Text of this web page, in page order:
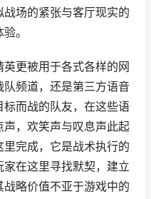
场的紧张与客厅现实的
。
更被用于各式各样的网
频道，还是第三方语音
而战的队友，在这些语
，欢笑声与叹息声此起
完成，它是战术执行的
在这里寻找默契，建立
略价值不亚于游戏中的